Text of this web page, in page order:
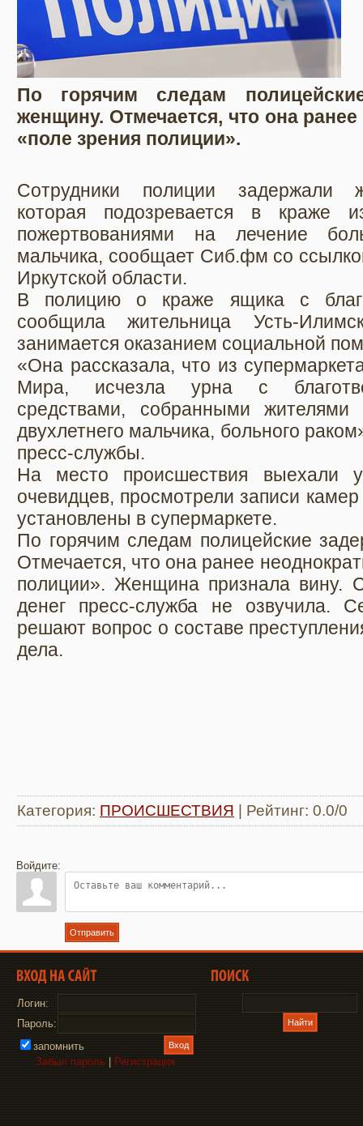
По горячим следам
женщину. Отмечается, что она
«поле зрения полиции».
Сотрудники полиции задержали
которая подозревается в краже
пожертвованиями на лечение
мальчика, сообщает Сиб.фм со
Иркутской области.
В полицию о краже ящика с
сообщила жительница Усть-
занимается оказанием социальной
«Она рассказала, что из
Мира, исчезла урна с
средствами, собранными
двухлетнего мальчика, больного
пресс-службы.
На место происшествия выехали
очевидцев, просмотрели записи
установлены в супермаркете.
По горячим следам полицейские
Отмечается, что она ранее
полиции». Женщина признала вину.
денег пресс-служба не озвучила.
решают вопрос о составе
дела.
Категория: ПРОИСШЕСТВИЯ Рейтинг: 0.0/0
Войдите:
Отправить
Логин:
Пароль:
запомнить
Забыл пароль
Регистрация